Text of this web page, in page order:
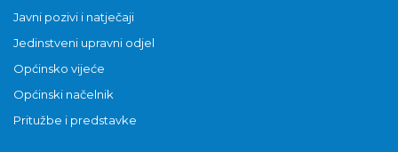
Javni pozivi i natječaji
Jedinstveni upravni odjel
Općinsko vijeće
Općinski načelnik
Pritužbe i predstavke